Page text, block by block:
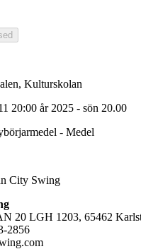
Kulturskolan
20:00 år 2025 - sön 20.00
- Medel
City Swing
20 LGH 1203, 65462
2856